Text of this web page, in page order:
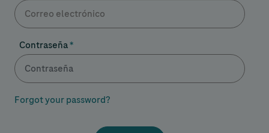
Contraseña
Forgot your password?